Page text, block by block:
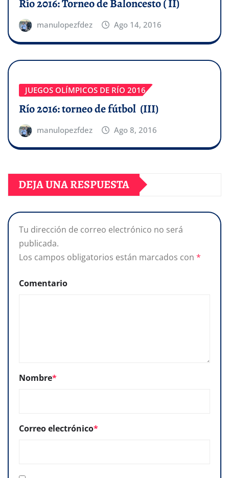
Río 2016: Torneo de Baloncesto ( II)
manulopezfdez Ago 14, 2016
JUEGOS OLÍMPICOS DE RÍO 2016
Río 2016: torneo de fútbol (III)
manulopezfdez Ago 8, 2016
DEJA UNA RESPUESTA
Tu dirección de correo electrónico no será
publicada.
Los campos obligatorios están marcados con *
Comentario
Nombre*
Correo electrónico*